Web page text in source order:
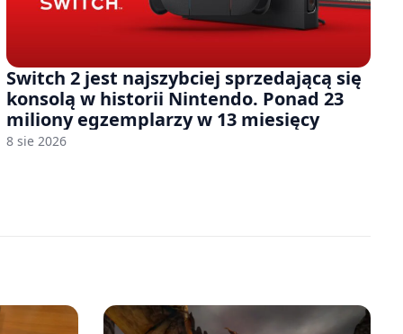
Switch 2 jest najszybciej sprzedającą się
konsolą w historii Nintendo. Ponad 23
miliony egzemplarzy w 13 miesięcy
8 sie 2026